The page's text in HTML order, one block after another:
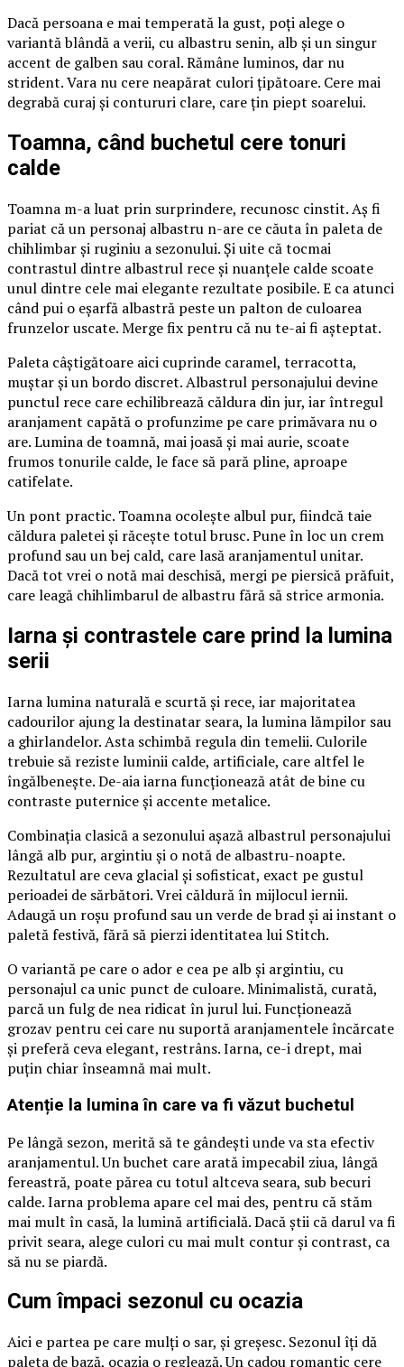
Dacă persoana e mai temperată la gust, poți alege o
variantă blândă a verii, cu albastru senin, alb și un singur
accent de galben sau coral. Rămâne luminos, dar nu
strident. Vara nu cere neapărat culori țipătoare. Cere mai
degrabă curaj și contururi clare, care țin piept soarelui.
Toamna, când buchetul cere tonuri
calde
Toamna m-a luat prin surprindere, recunosc cinstit. Aș fi
pariat că un personaj albastru n-are ce căuta în paleta de
chihlimbar și ruginiu a sezonului. Și uite că tocmai
contrastul dintre albastrul rece și nuanțele calde scoate
unul dintre cele mai elegante rezultate posibile. E ca atunci
când pui o eșarfă albastră peste un palton de culoarea
frunzelor uscate. Merge fix pentru că nu te-ai fi așteptat.
Paleta câștigătoare aici cuprinde caramel, terracotta,
muștar și un bordo discret. Albastrul personajului devine
punctul rece care echilibrează căldura din jur, iar întregul
aranjament capătă o profunzime pe care primăvara nu o
are. Lumina de toamnă, mai joasă și mai aurie, scoate
frumos tonurile calde, le face să pară pline, aproape
catifelate.
Un pont practic. Toamna ocolește albul pur, fiindcă taie
căldura paletei și răcește totul brusc. Pune în loc un crem
profund sau un bej cald, care lasă aranjamentul unitar.
Dacă tot vrei o notă mai deschisă, mergi pe piersică prăfuit,
care leagă chihlimbarul de albastru fără să strice armonia.
Iarna și contrastele care prind la lumina
serii
Iarna lumina naturală e scurtă și rece, iar majoritatea
cadourilor ajung la destinatar seara, la lumina lămpilor sau
a ghirlandelor. Asta schimbă regula din temelii. Culorile
trebuie să reziste luminii calde, artificiale, care altfel le
îngălbenește. De-aia iarna funcționează atât de bine cu
contraste puternice și accente metalice.
Combinația clasică a sezonului așază albastrul personajului
lângă alb pur, argintiu și o notă de albastru-noapte.
Rezultatul are ceva glacial și sofisticat, exact pe gustul
perioadei de sărbători. Vrei căldură în mijlocul iernii.
Adaugă un roșu profund sau un verde de brad și ai instant o
paletă festivă, fără să pierzi identitatea lui Stitch.
O variantă pe care o ador e cea pe alb și argintiu, cu
personajul ca unic punct de culoare. Minimalistă, curată,
parcă un fulg de nea ridicat în jurul lui. Funcționează
grozav pentru cei care nu suportă aranjamentele încărcate
și preferă ceva elegant, restrâns. Iarna, ce-i drept, mai
puțin chiar înseamnă mai mult.
Atenție la lumina în care va fi văzut buchetul
Pe lângă sezon, merită să te gândești unde va sta efectiv
aranjamentul. Un buchet care arată impecabil ziua, lângă
fereastră, poate părea cu totul altceva seara, sub becuri
calde. Iarna problema apare cel mai des, pentru că stăm
mai mult în casă, la lumină artificială. Dacă știi că darul va fi
privit seara, alege culori cu mai mult contur și contrast, ca
să nu se piardă.
Cum împaci sezonul cu ocazia
Aici e partea pe care mulți o sar, și greșesc. Sezonul îți dă
paleta de bază, ocazia o reglează. Un cadou romantic cere